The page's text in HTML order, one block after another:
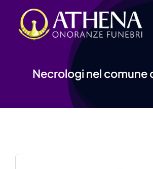
content
Necrologi nel comune